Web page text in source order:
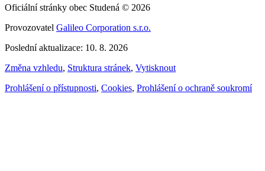
Oficiální stránky obec Studená © 2026
Provozovatel Galileo Corporation s.r.o.
Poslední aktualizace: 10. 8. 2026
Změna vzhledu, Struktura stránek, Vytisknout
Prohlášení o přístupnosti, Cookies, Prohlášení o ochraně soukromí